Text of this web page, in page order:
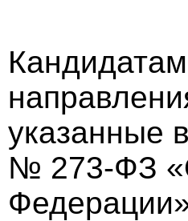
указанные
№ 273-ФЗ